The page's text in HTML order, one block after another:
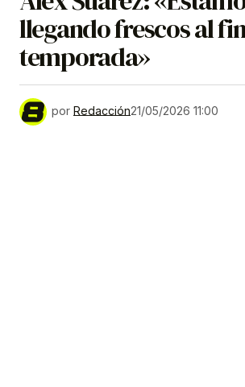
llegando frescos al
temporada»
por Redacción21/05/2026 11:00